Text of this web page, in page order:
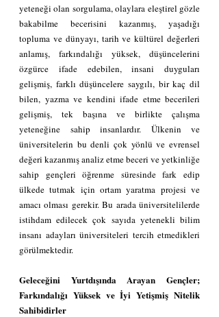
yeteneği olan sorgulama, olaylara eleştirel gözle
bakabilme becerisini kazanmış, yaşadığı
topluma ve dünyayı, tarih ve kültürel değerleri
anlamış, farkındalığı yüksek, düşüncelerini
özgürce ifade edebilen, insani duyguları
gelişmiş, farklı düşüncelere saygılı, bir kaç dil
bilen, yazma ve kendini ifade etme becerileri
gelişmiş, tek başına ve birlikte çalışma
yeteneğine sahip insanlardır. Ülkenin ve
üniversitelerin bu denli çok yönlü ve evrensel
değeri kazanmış analiz etme beceri ve yetkinliğe
sahip gençleri öğrenme süresinde fark edip
ülkede tutmak için ortam yaratma projesi ve
amacı olması gerekir. Bu arada üniversitelilerde
istihdam edilecek çok sayıda yetenekli bilim
insanı adayları üniversiteleri tercih etmedikleri
görülmektedir.
Geleceğini Yurtdışında Arayan Gençler;
Farkındalığı Yüksek ve İyi Yetişmiş Nitelik
Sahibidirler